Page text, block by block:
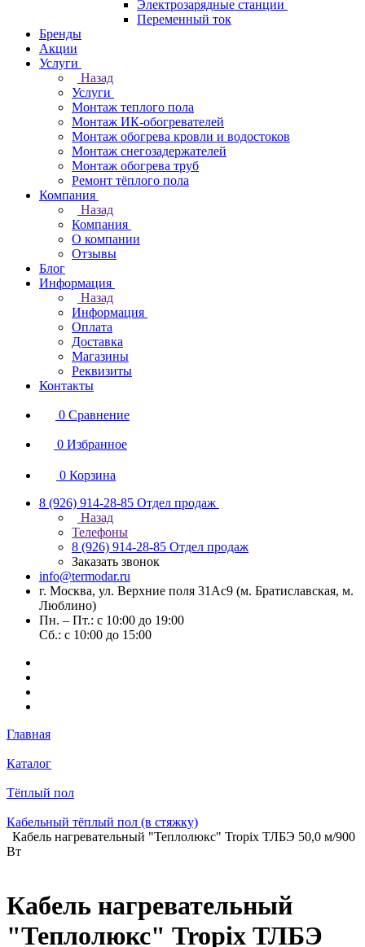
Электрозарядные станции
Переменный ток
Бренды
Акции
Услуги
Назад
Услуги
Монтаж теплого пола
Монтаж ИК-обогревателей
Монтаж обогрева кровли и водостоков
Монтаж снегозадержателей
Монтаж обогрева труб
Ремонт тёплого пола
Компания
Назад
Компания
О компании
Отзывы
Блог
Информация
Назад
Информация
Оплата
Доставка
Магазины
Реквизиты
Контакты
0 Сравнение
0 Избранное
0 Корзина
8 (926) 914-28-85 Отдел продаж
Назад
Телефоны
8 (926) 914-28-85 Отдел продаж
Заказать звонок
info@termodar.ru
г. Москва, ул. Верхние поля 31Ас9 (м. Братиславская, м.
Люблино)
Пн. – Пт.: с 10:00 до 19:00
Сб.: с 10:00 до 15:00
Главная
Каталог
Тёплый пол
Кабельный тёплый пол (в стяжку)
Кабель нагревательный "Теплолюкс" Tropix ТЛБЭ 50,0 м/900
Вт
Кабель нагревательный
"Теплолюкс" Tropix ТЛБЭ